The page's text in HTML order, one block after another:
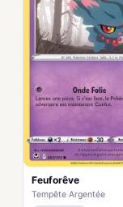
Feuforêve
Tempête Argentée